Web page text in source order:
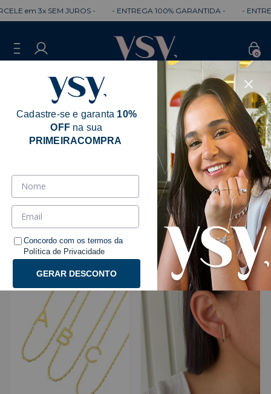
em 3x SEM JUROS - - ENTREGA 100% GARANTIDA - -
0
Mariana Velloso
Filtrar
Cadastre-se e garanta 10%
OFF na sua
PRIMEIRACOMPRA
Concordo com os termos da
Política de Privacidade
GERAR DESCONTO